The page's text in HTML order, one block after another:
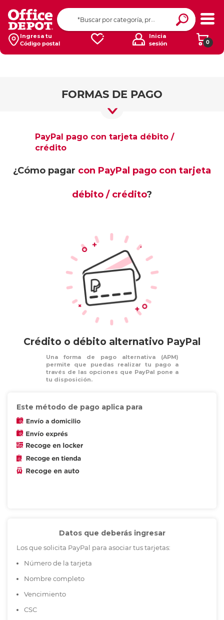
Ingresa tu
Código postal
0
Inicia
sesión
FORMAS DE PAGO
Promociones Bancarias
Tarjeta Crédito
Pago contra entrega
Pago en Tiendas de Conveniencia
PayPal pago con tarjeta débito / crédito
Kueski Pay
Coppel Pay
Términos y Condiciones
PayPal pago con tarjeta débito /
crédito
¿Cómo pagar con PayPal pago con tarjeta
débito / crédito?
Crédito o débito alternativo PayPal
Una forma de pago alternativa (APM)
permite que puedas realizar tu pago a
través de las opciones que PayPal pone a
tu disposición.
Este método de pago aplica para
Datos que deberás ingresar
Los que solicita PayPal para asociar tus tarjetas:
Número de la tarjeta
Nombre completo
Vencimiento
CSC